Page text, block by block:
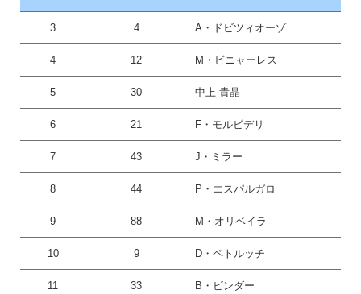
3 4 A・ドビツィオーゾ
4 12 M・ビニャーレス
5 30 中上 貴晶
6 21 F・モルビデリ
7 43 J・ミラー
8 44 P・エスパルガロ
9 88 M・オリベイラ
10 9 D・ペトルッチ
11 33 B・ビンダー